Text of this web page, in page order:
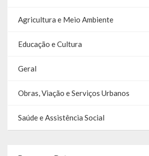
Repasses e Transferências
Agricultura e Meio Ambiente
Educação e Cultura
Geral
Obras, Viação e Serviços Urbanos
Saúde e Assistência Social